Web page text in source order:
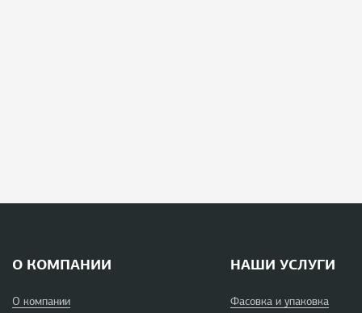
О КОМПАНИИ
О компании
НАШИ УСЛУГИ
Фасовка и упаковка